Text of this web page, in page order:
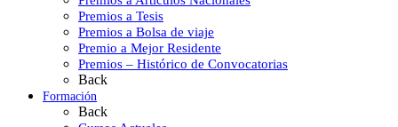
Premios a Tesis
Premios a Bolsa de viaje
Premio a Mejor Residente
Premios – Histórico de Convocatorias
Back
Formación
Back